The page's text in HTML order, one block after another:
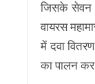
जिसके सेवन
वायरस
में दवा
का पालन कर